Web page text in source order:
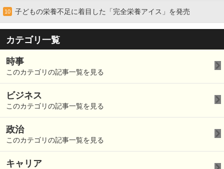
10 子どもの栄養不足に着目した「完全栄養アイス」を発売
カテゴリ一覧
時事
このカテゴリの記事一覧を見る
ビジネス
このカテゴリの記事一覧を見る
政治
このカテゴリの記事一覧を見る
キャリア